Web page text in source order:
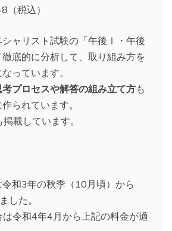
（税込）
シャリスト試験の「午後Ⅰ・午後
底的に分析して、取り組み方を
っています。
考プロセスや解答の組み立て方も
られています。
載しています。
和3年の秋季（10月頃）から
した。
令和4年4月から上記の料金が適